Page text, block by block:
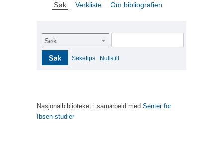
Søk Verkliste Om bibliografien
Søk
Søk Søketips Nullstill
Nasjonalbiblioteket i samarbeid med Senter for
Ibsen-studier